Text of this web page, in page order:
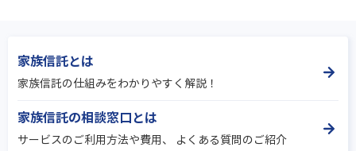
家族信託とは
家族信託の仕組みをわかりやすく解説！
家族信託の相談窓口とは
サービスのご利用方法や費用、 よくある質問のご紹介